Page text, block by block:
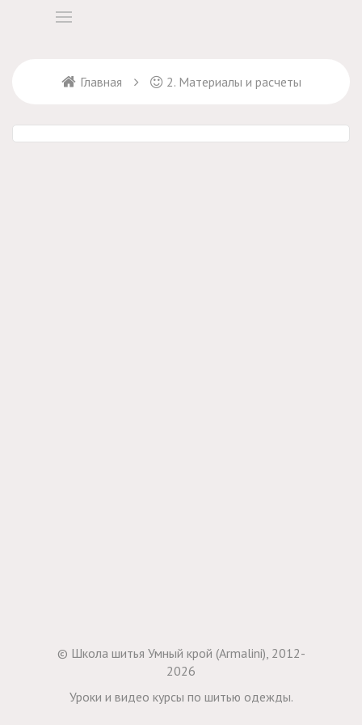
Главная 2. Материалы и расчеты
© Школа шитья Умный крой (Armalini), 2012-
2026
Уроки и видео курсы по шитью одежды.